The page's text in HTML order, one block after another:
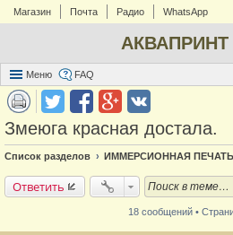
Магазин Почта Радио WhatsApp
АКВАПРИНТ
Меню FAQ
Змеюга красная достала.
Список разделов ИММЕРСИОННАЯ ПЕЧАТЬ
Ответить
18 сообщений •